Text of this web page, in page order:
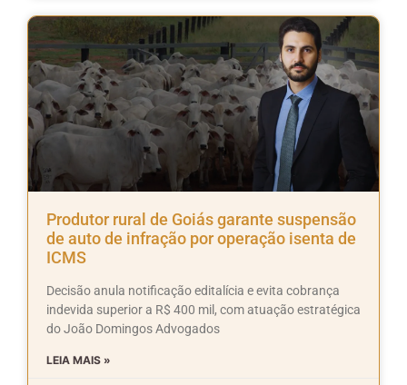
Produtor rural de Goiás garante suspensão
de auto de infração por operação isenta de
ICMS
Decisão anula notificação editalícia e evita cobrança
indevida superior a R$ 400 mil, com atuação estratégica
do João Domingos Advogados
LEIA MAIS »